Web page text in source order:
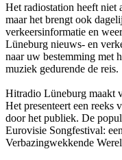
Het radiostation heeft niet
maar het brengt ook
verkeersinformatie en
Lüneburg nieuws- en
naar uw bestemming met
muziek gedurende de reis.
Hitradio Lüneburg maakt
Het presenteert een reeks
door het publiek. De
Eurovisie Songfestival:
Verbazingwekkende